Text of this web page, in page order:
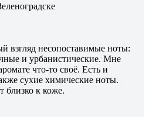
взгляд несопоставимые ноты:
и урбанистические. Мне
что-то своё. Есть и
сухие химические ноты.
близко к коже.